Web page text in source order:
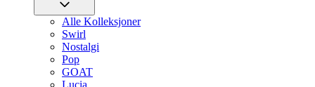
Alle Kolleksjoner
Swirl
Nostalgi
Pop
GOAT
Lucia